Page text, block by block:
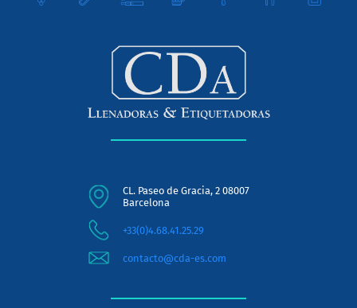
CL. Paseo de Gracia, 2 08007
Barcelona
+33(0)4.68.41.25.29
contacto@cda-es.com